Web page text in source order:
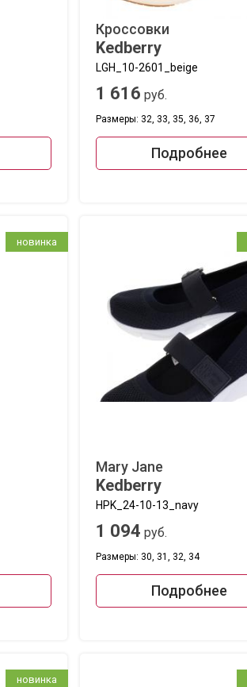
Кроссовки
Kedberry
LGH_10-2601_beige
1 616 руб.
Размеры: 32, 33, 35, 36, 37
Подробнее
новинка
Mary Jane
Kedberry
HPK_24-10-13_navy
1 094 руб.
Размеры: 30, 31, 32, 34
Подробнее
новинка